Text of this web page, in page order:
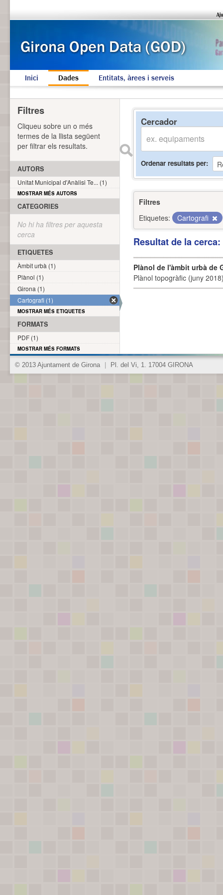
Inici Dades Entitats, àrees i serveis
Cercador
Ordenar resultats per
Filtres
Etiquetes:
Cartografi
Resultat de la
Plànol de l'àmbit urbà de
Plànol topogràfic (juny
Filtres
Cliqueu sobre un o més
termes de la llista següent
per filtrar els resultats.
AUTORS
Unitat Municipal d'Anàlisi Te... (1)
MOSTRAR MÉS AUTORS
CATEGORIES
No hi ha filtres per aquesta
cerca
ETIQUETES
Àmbit urbà (1)
Plànol (1)
Girona (1)
Cartografi (1)
MOSTRAR MÉS ETIQUETES
FORMATS
PDF (1)
MOSTRAR MÉS FORMATS
© 2013 Ajuntament de Girona Pl. del Vi, 1. 17004 GIRONA